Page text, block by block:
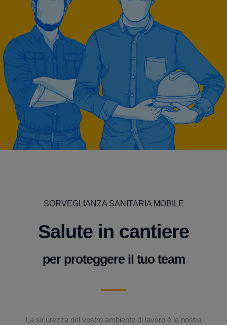
SORVEGLIANZA SANITARIA MOBILE
Salute in cantiere
per proteggere il tuo team
La sicurezza del vostro ambiente di lavoro è la nostra